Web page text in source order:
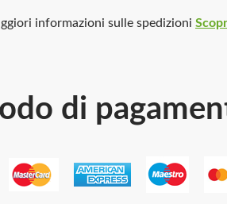
informazioni sulle spedizioni
di